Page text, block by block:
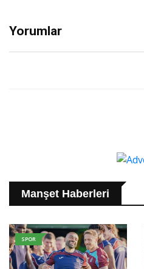
Yorumlar
Manşet Haberleri
SPOR